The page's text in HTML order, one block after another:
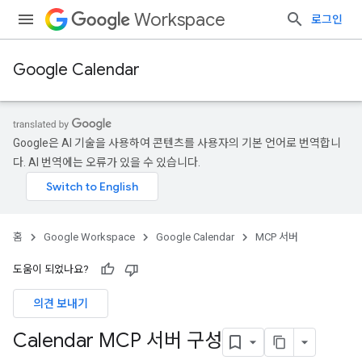
Workspace 로그인
Google Calendar
Google은 AI 기술을 사용하여 콘텐츠를 사용자의 기본 언어로 번역합니
다. AI 번역에는 오류가 있을 수 있습니다.
홈 Google Workspace Google Calendar MCP 서버
도움이 되었나요?
의견 보내기
Calendar MCP 서버 구성